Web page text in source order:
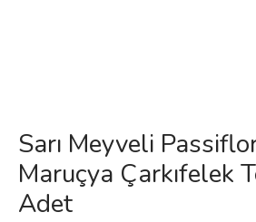
Sarı Meyveli
Maruçya Çarkıfelek
Adet